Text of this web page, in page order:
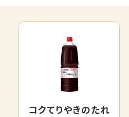
コクてりやきのたれ